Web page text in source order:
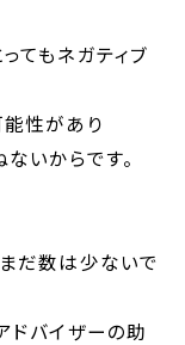
てもネガティブ
性があり
いからです。
だ数は少ないで
ドバイザーの助